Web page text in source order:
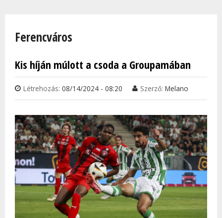
Ferencváros
Kis híján múlott a csoda a Groupamában
Létrehozás: 08/14/2024 - 08:20 Szerző: Melano
Oldalak